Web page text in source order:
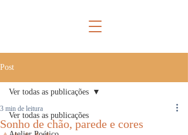
Post
Ver todas as publicações
Ver todas as publicações
Sonho de chão, parede e cores
3 min de leitura